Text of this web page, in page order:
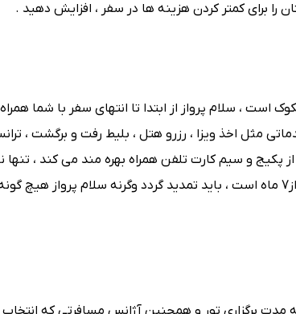
را برای کمتر کردن هزینه ها در سفر ، افزایش دهید .
است ، سلام پرواز از ابتدا تا انتهای سفر با
مثل اخذ ویزا ، رزرو هتل ، بلیط رفت و برگشت ،
از پکیج و سیم کارت تلفن همراه بهره مند می کند ،
پاسپورتتان می باشد که اگر کمتر از7 ماه است ، باید تمدید گردد وگرنه
برگزاری تور و همچنین آژانس مسافرتی که انتخاب